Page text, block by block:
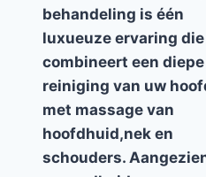
behandeling is één
luxueuze ervaring die
combineert een diepe
reiniging van uw
met massage van
hoofdhuid,nek en
schouders.